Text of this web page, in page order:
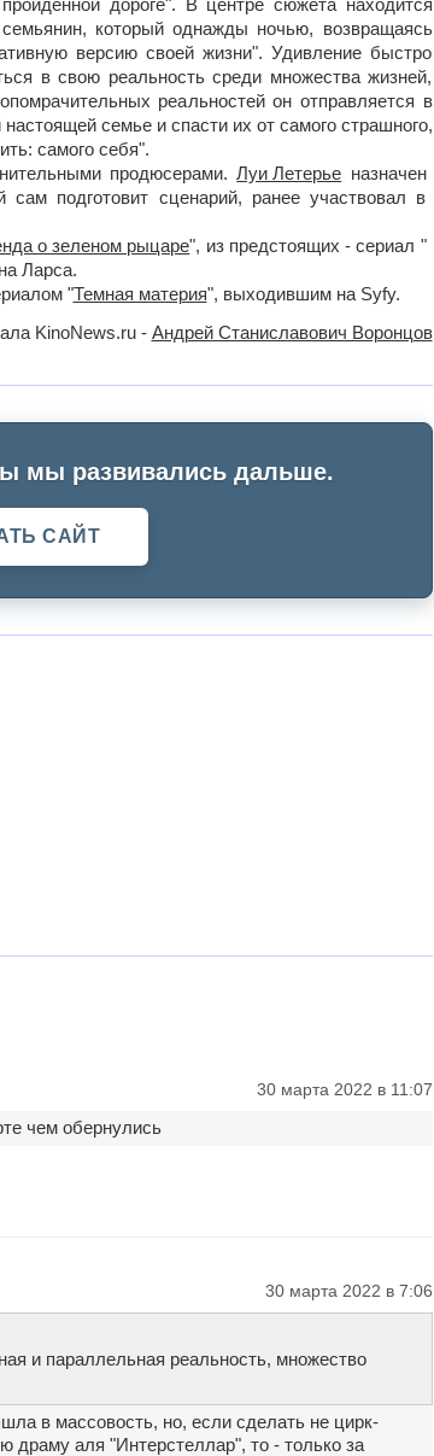
дороге". В центре сюжета находится
который однажды ночью, возвращаясь
версию своей жизни". Удивление быстро
в свою реальность среди множества жизней,
реальностей он отправляется в
семье и спасти их от самого страшного,
самого себя".
продюсерами.Луи Летерье назначен
подготовит сценарий, ранее участвовал в
о зеленом рыцаре", из предстоящих - сериал "
Ларса.
"Темная материя", выходившим на Syfy.
KinoNews.ru - Андрей Станиславович Воронцов
мы развивались дальше.
САЙТ
30 марта 2022 в 11:07
чем обернулись
30 марта 2022 в 7:06
и параллельная реальность, множество
в массовость, но, если сделать не цирк-
драму аля "Интерстеллар", то - только за